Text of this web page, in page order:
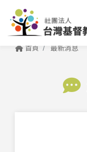
首頁 最新消息